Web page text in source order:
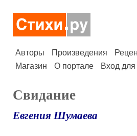
Авторы Произведения
Магазин
О портале Вход
Свидание
Евгения Шумаева